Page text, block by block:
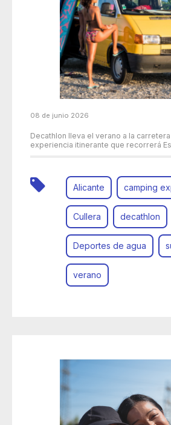
08 de junio 2026
Decathlon lleva el verano a la carretera
experiencia itinerante que recorrerá
Alicante camping
Cullera decathlon
Deportes de agua
verano